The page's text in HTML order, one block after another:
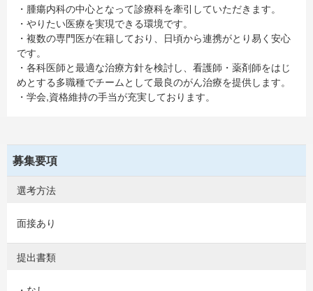
・腫瘍内科の中心となって診療科を牽引していただきます。
・やりたい医療を実現できる環境です。
・複数の専門医が在籍しており、日頃から連携がとり易く安心
です。
・各科医師と最適な治療方針を検討し、看護師・薬剤師をはじ
めとする多職種でチームとして最良のがん治療を提供します。
・学会,資格維持の手当が充実しております。
募集要項
選考方法
面接あり
提出書類